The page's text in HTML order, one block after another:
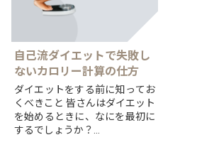
自己流ダイエットで失敗し
ないカロリー計算の仕方
ダイエットをする前に知ってお
くべきこと 皆さんはダイエット
を始めるときに、なにを最初に
するでしょうか？